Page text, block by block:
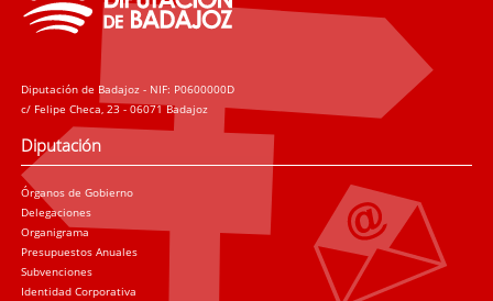
Diputación de Badajoz - NIF: P0600000D
c/ Felipe Checa, 23 - 06071 Badajoz
Diputación
Órganos de Gobierno
Delegaciones
Organigrama
Presupuestos Anuales
Subvenciones
Identidad Corporativa